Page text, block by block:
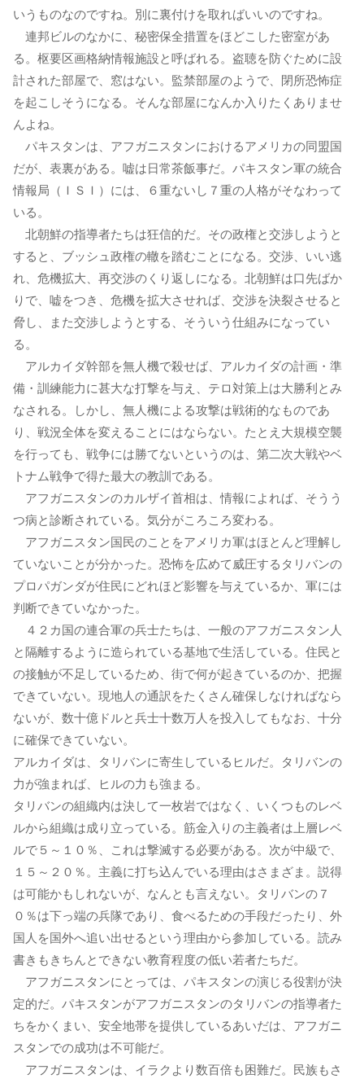
いうものなのですね。別に裏付けを取ればいいのですね。
連邦ビルのなかに、秘密保全措置をほどこした密室があ
る。枢要区画格納情報施設と呼ばれる。盗聴を防ぐために設
計された部屋で、窓はない。監禁部屋のようで、閉所恐怖症
を起こしそうになる。そんな部屋になんか入りたくありませ
んよね。
パキスタンは、アフガニスタンにおけるアメリカの同盟国
だが、表裏がある。嘘は日常茶飯事だ。パキスタン軍の統合
情報局（ＩＳＩ）には、６重ないし７重の人格がそなわって
いる。
北朝鮮の指導者たちは狂信的だ。その政権と交渉しようと
すると、ブッシュ政権の轍を踏むことになる。交渉、いい逃
れ、危機拡大、再交渉のくり返しになる。北朝鮮は口先ばか
りで、嘘をつき、危機を拡大させれば、交渉を決裂させると
脅し、また交渉しようとする、そういう仕組みになってい
る。
アルカイダ幹部を無人機で殺せば、アルカイダの計画・準
備・訓練能力に甚大な打撃を与え、テロ対策上は大勝利とみ
なされる。しかし、無人機による攻撃は戦術的なものであ
り、戦況全体を変えることにはならない。たとえ大規模空襲
を行っても、戦争には勝てないというのは、第二次大戦やベ
トナム戦争で得た最大の教訓である。
アフガニスタンのカルザイ首相は、情報によれば、そうう
つ病と診断されている。気分がころころ変わる。
アフガニスタン国民のことをアメリカ軍はほとんど理解し
ていないことが分かった。恐怖を広めて威圧するタリバンの
プロパガンダが住民にどれほど影響を与えているか、軍には
判断できていなかった。
４２カ国の連合軍の兵士たちは、一般のアフガニスタン人
と隔離するように造られている基地で生活している。住民と
の接触が不足しているため、街で何が起きているのか、把握
できていない。現地人の通訳をたくさん確保しなければなら
ないが、数十億ドルと兵士十数万人を投入してもなお、十分
に確保できていない。
アルカイダは、タリバンに寄生しているヒルだ。タリバンの
力が強まれば、ヒルの力も強まる。
タリバンの組織内は決して一枚岩ではなく、いくつものレベ
ルから組織は成り立っている。筋金入りの主義者は上層レベ
ルで５～１０％、これは撃滅する必要がある。次が中級で、
１５～２０％。主義に打ち込んでいる理由はさまざま。説得
は可能かもしれないが、なんとも言えない。タリバンの７
０％は下っ端の兵隊であり、食べるための手段だったり、外
国人を国外へ追い出せるという理由から参加している。読み
書きもきちんとできない教育程度の低い若者たちだ。
アフガニスタンにとっては、パキスタンの演じる役割が決
定的だ。パキスタンがアフガニスタンのタリバンの指導者た
ちをかくまい、安全地帯を提供しているあいだは、アフガニ
スタンでの成功は不可能だ。
アフガニスタンは、イラクより数百倍も困難だ。民族もさ